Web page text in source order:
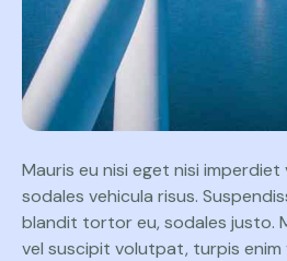
Mauris eu nisi eget nisi imperdiet
sodales vehicula risus.
blandit tortor eu, sodales justo.
vel suscipit volutpat, turpis